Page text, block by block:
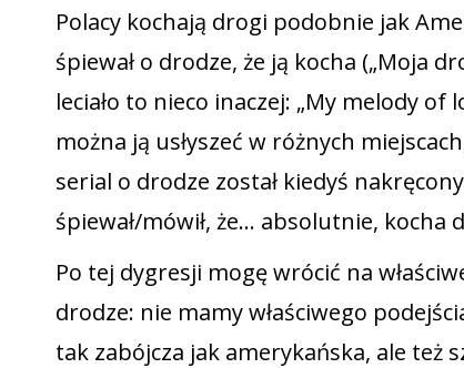
Polacy kochają drogi podobnie jak
śpiewał o drodze, że ją kocha („Moja
leciało to nieco inaczej: „My melody
można ją usłyszeć w różnych
serial o drodze został kiedyś
śpiewał/mówił, że… absolutnie, kocha
Po tej dygresji mogę wrócić na
drodze: nie mamy właściwego
tak zabójcza jak amerykańska, ale też